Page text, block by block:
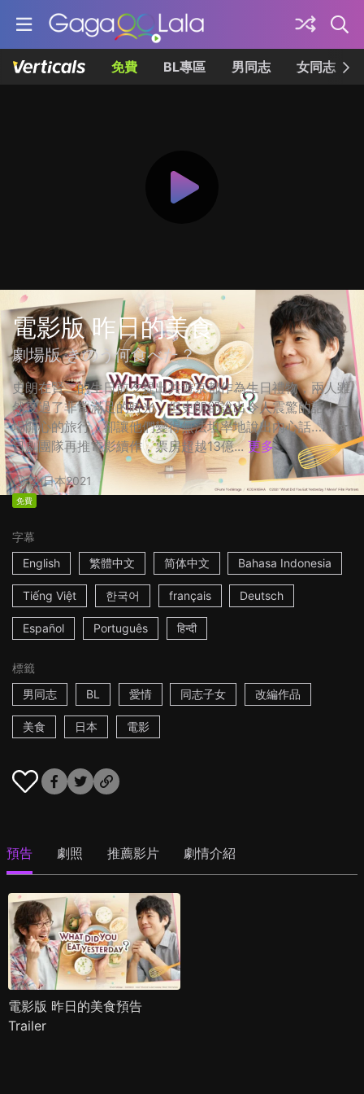
免費 BL專區 男同志 女同志
電影版 昨日的美食
劇場版 きのう何食べた？
史朗在賢二的生日前夕提出共遊京都作為生日禮物，兩人雖
然度過了非常滿足的時光，但史朗卻說出令人震驚的話！一
場開心的旅行，卻讓他們變得無法坦率地說出內心話…… ☆
日劇團隊再推電影續作，票房超越13億... 更多
2h日本2021
免費
字幕
English
繁體中文 简体中文 Bahasa Indonesia
Tiếng Việt 한국어 français Deutsch
Español Português हिन्दी
標籤
男同志
BL 愛情 同志子女 改編作品
美食 日本 電影
預告 劇照 推薦影片 劇情介紹
電影版 昨日的美食預告
Trailer